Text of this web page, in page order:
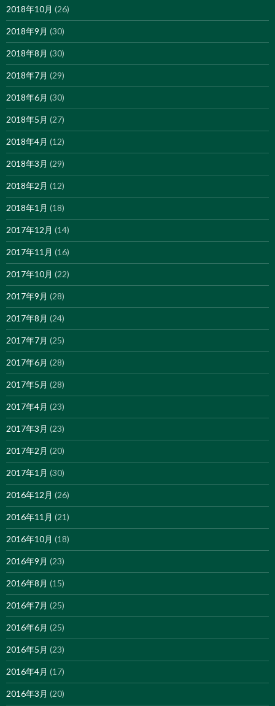
2018年10月 (26)
2018年9月 (30)
2018年8月 (30)
2018年7月 (29)
2018年6月 (30)
2018年5月 (27)
2018年4月 (12)
2018年3月 (29)
2018年2月 (12)
2018年1月 (18)
2017年12月 (14)
2017年11月 (16)
2017年10月 (22)
2017年9月 (28)
2017年8月 (24)
2017年7月 (25)
2017年6月 (28)
2017年5月 (28)
2017年4月 (23)
2017年3月 (23)
2017年2月 (20)
2017年1月 (30)
2016年12月 (26)
2016年11月 (21)
2016年10月 (18)
2016年9月 (23)
2016年8月 (15)
2016年7月 (25)
2016年6月 (25)
2016年5月 (23)
2016年4月 (17)
2016年3月 (20)